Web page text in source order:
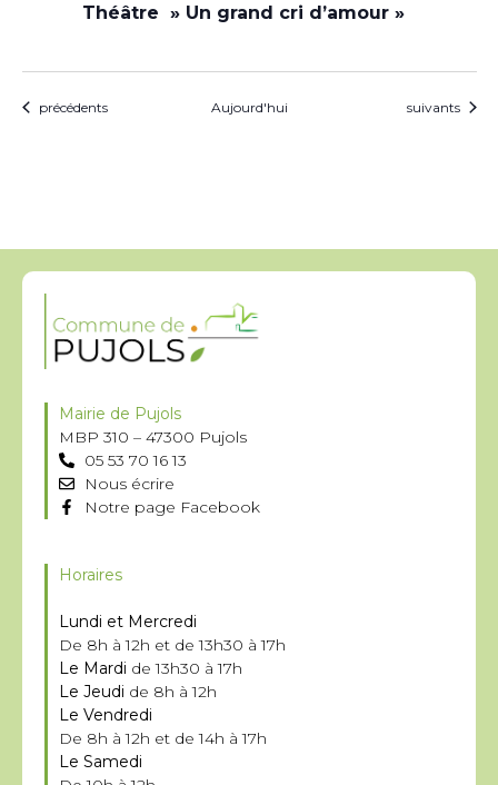
Théâtre » Un grand cri d’amour »
Évènements
précédents Aujourd'hui Évènements
suivants
Mairie de Pujols
MBP 310 – 47300 Pujols
05 53 70 16 13
Nous écrire
Notre page Facebook
Horaires
Lundi et Mercredi
De 8h à 12h et de 13h30 à 17h
Le Mardi de 13h30 à 17h
Le Jeudi de 8h à 12h
Le Vendredi
De 8h à 12h et de 14h à 17h
Le Samedi